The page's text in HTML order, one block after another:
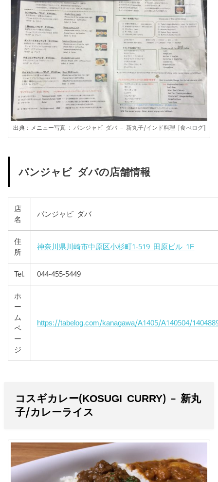
出典： メニュー写真 : パンジャビ ダバ – 新丸子/インド料理 [食べログ]
パンジャビ ダバの店舗情報
店
名
パンジャビ ダバ
住
所
神奈川県川崎市中原区小杉町1-519 田原ビル 1F
Tel. 044-455-5449
ホ
ー
ム
ペ
ー
ジ
https://tabelog.com/kanagawa/A1405/A140504/
コスギカレー(KOSUGI CURRY) – 新丸
子/カレーライス